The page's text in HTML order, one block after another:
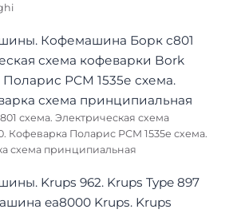
схема. Электрическая схема
Кофеварка Поларис РСМ 1535е схема.
схема принципиальная